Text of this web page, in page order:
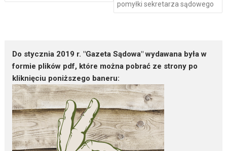
pomyłki sekretarza sądowego
Do stycznia 2019 r. "Gazeta Sądowa" wydawana była w
formie plików pdf, które można pobrać ze strony po
kliknięciu poniższego baneru: